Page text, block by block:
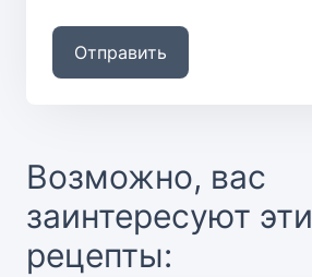
Отправить
Возможно, вас
заинтересуют эти
рецепты: